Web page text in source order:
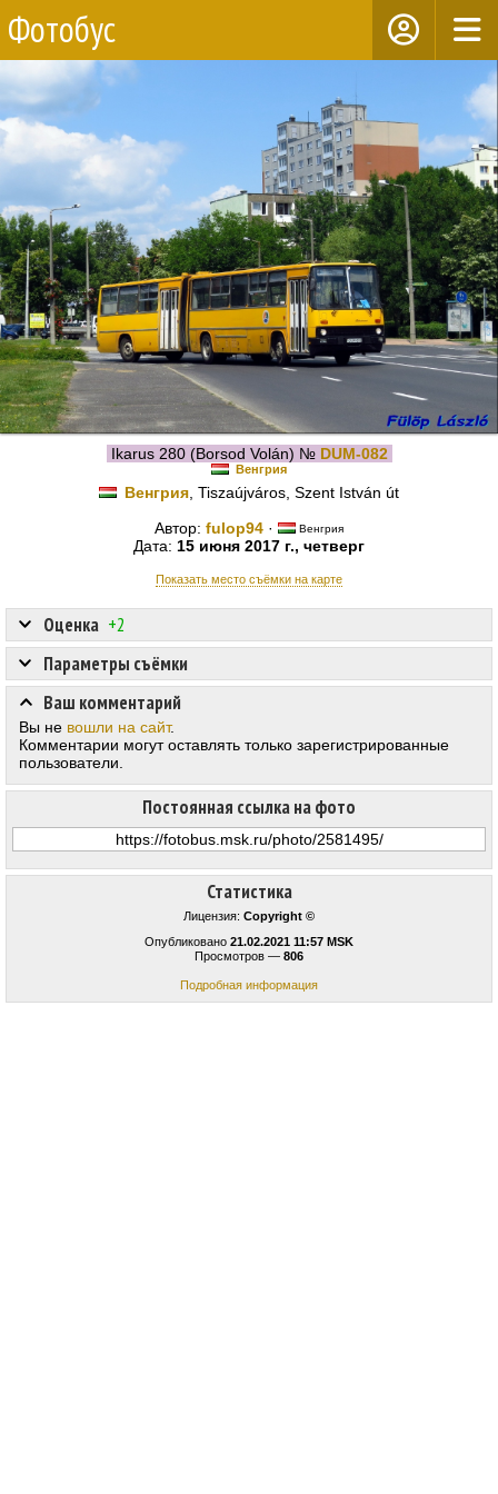
Фотобус
Ikarus 280 (Borsod Volán) № DUM-082
Венгрия
Венгрия , Tiszaújváros, Szent István út
Автор: fulop94 · Венгрия
Дата: 15 июня 2017 г., четверг
Показать место съёмки на карте
Статистика
Лицензия: Copyright ©
Опубликовано 21.02.2021 11:57 MSK
Просмотров — 806
Подробная информация
Оценка +2
Постоянная ссылка на фото
Параметры съёмки
Ваш комментарий
Вы не вошли на сайт.
Комментарии могут оставлять только зарегистрированные
пользователи.